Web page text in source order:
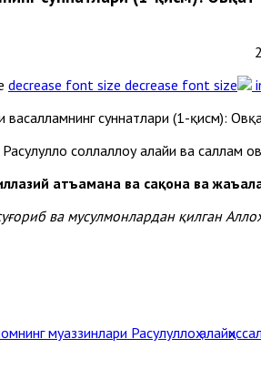
decrease font size
соллаллоҳу алайҳи ва саллам
муаззинлари Расулуллоҳ